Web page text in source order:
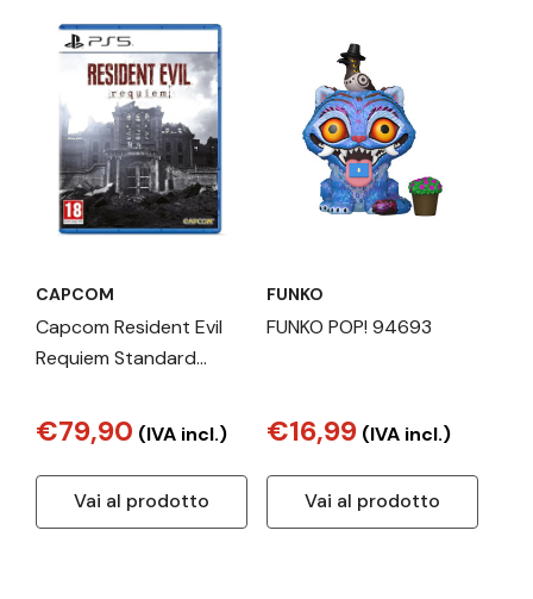
CAPCOM
Capcom Resident Evil
Requiem Standard
Francese, ITA, Tedesca,
ESP, Portoghese, Russo,
Cinese semplificato,
Cinese tradizionale
€79,90 (IVA incl.)
Vai al prodotto
FUNKO
FUNKO POP! 94693
€16,99 (IVA incl.)
Vai al prodotto